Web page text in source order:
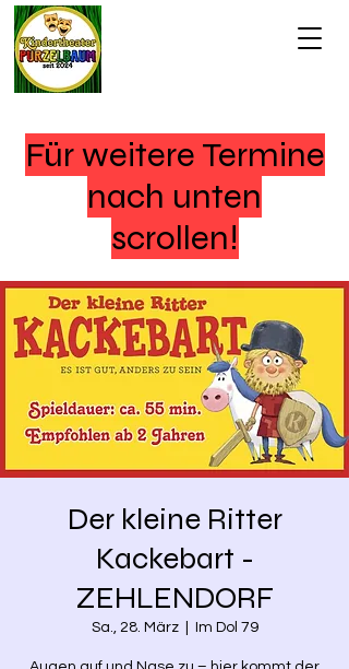
Für weitere Termine
nach unten
scrollen!
Der kleine Ritter
Kackebart -
ZEHLENDORF
Sa., 28. März
  |
Im Dol 79